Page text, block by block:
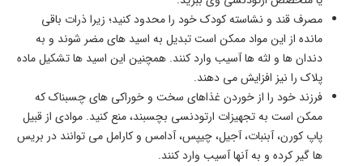
مصرف قند و نشاسته کودک خود را محدود کنید؛ زیرا ذرات باقی
مانده از این مواد ممکن است تبدیل به اسید های مضر شوند و به
دندان ها و لثه ها آسیب وارد کنند. همچنین این اسید ها تشکیل ماده
پلاک را نیز افزایش می دهند.
فرزند خود را از خوردن غذاهای سخت و خوراکی های چسبناک که
ممکن است به تجهیزات ارتودنسی بچسبند، منع کنید. موادی از قبیل
پاپ کورن، آبنبات، آجیل، چیپس، آدامس و کارامل می توانند در بریس
ها گیر کرده و به آنها آسیب وارد کنند.